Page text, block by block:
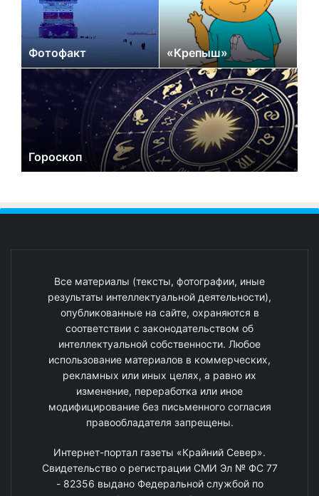
Фотофакт «Крепыш»
Гороскоп
Все материалы (тексты, фотографии, иные
результаты интеллектуальной деятельности),
опубликованные на сайте, охраняются в
соответствии с законодательством об
интеллектуальной собственности. Любое
использование материалов в коммерческих,
рекламных или иных целях, а равно их
изменение, переработка или иное
модифицирование без письменного согласия
правообладателя запрещены.
Интернет-портал газеты «Крайний Север».
Свидетельство о регистрации СМИ Эл № ФС 77
- 82356 выдано Федеральной службой по